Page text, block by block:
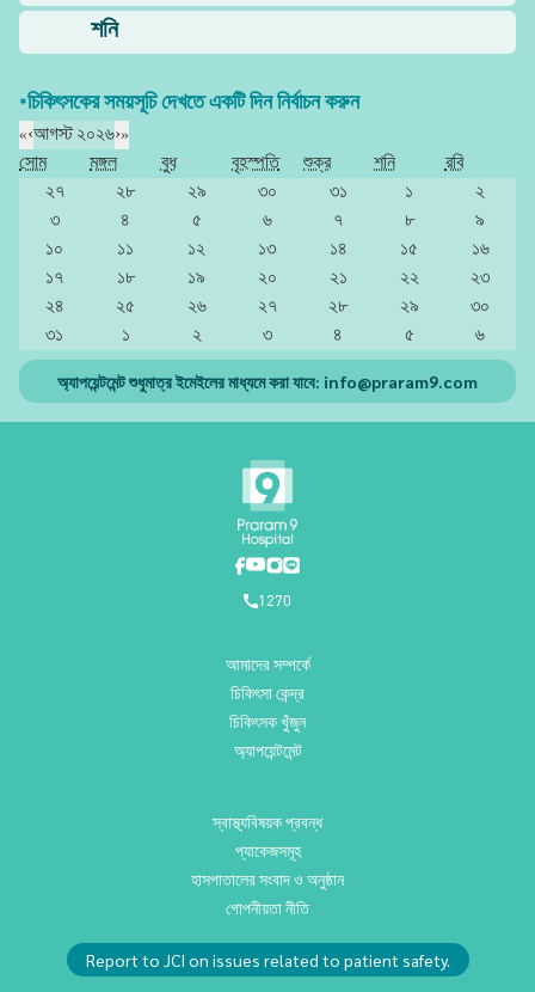
শনি
*চিকিৎসকের সময়সূচি দেখতে একটি দিন নির্বাচন করুন
«‹আগস্ট ২০২৬›»
সোম
মঙ্গল বুধ বৃহস্পতি শুক্র শনি
রবি
২৭
২৮ ২৯ ৩০ ৩১ ১
২
৩
৪ ৫ ৬ ৭ ৮
৯
১০
১১ ১২ ১৩ ১৪ ১৫
১৬
১৭
১৮ ১৯ ২০ ২১ ২২
২৩
২৪
২৫ ২৬ ২৭ ২৮ ২৯
৩০
৩১
১ ২ ৩ ৪ ৫ ৬
অ্যাপয়েন্টমেন্ট শুধুমাত্র ইমেইলের মাধ্যমে করা যাবে: info@praram9.com
1270
আমাদের সম্পর্কে
চিকিৎসা কেন্দ্র
চিকিৎসক খুঁজুন
অ্যাপয়েন্টমেন্ট
স্বাস্থ্যবিষয়ক প্রবন্ধ
প্যাকেজসমূহ
হাসপাতালের সংবাদ ও অনুষ্ঠান
গোপনীয়তা নীতি
Report to JCI on issues related to patient safety.